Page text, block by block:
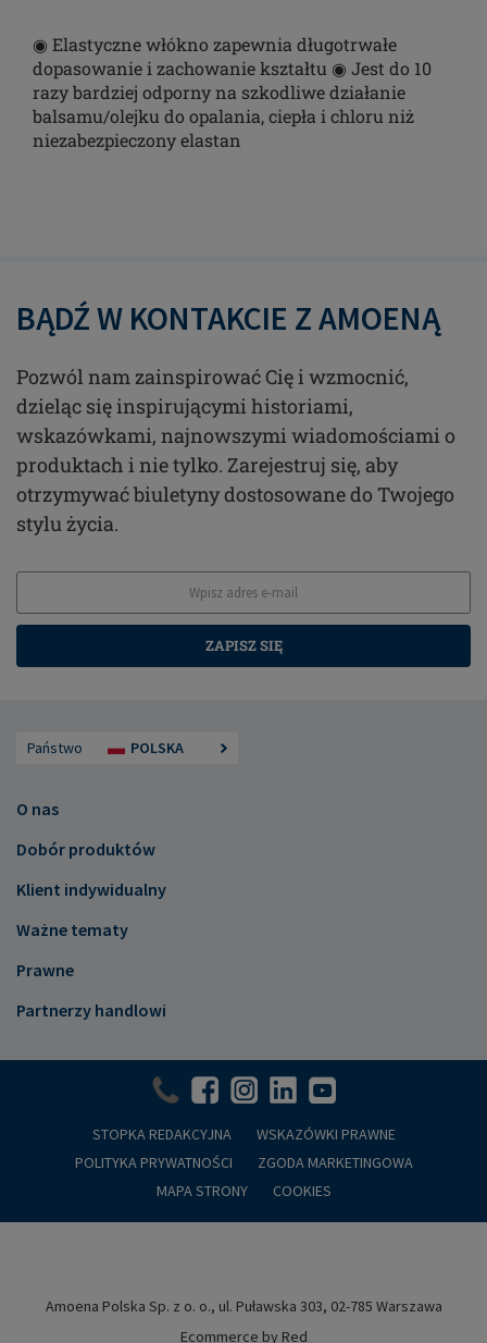
◉ Elastyczne włókno zapewnia długotrwałe
dopasowanie i zachowanie kształtu ◉ Jest do 10
razy bardziej odporny na szkodliwe działanie
balsamu/olejku do opalania, ciepła i chloru niż
niezabezpieczony elastan
BĄDŹ W KONTAKCIE Z AMOENĄ
Pozwól nam zainspirować Cię i wzmocnić,
dzieląc się inspirującymi historiami,
wskazówkami, najnowszymi wiadomościami o
produktach i nie tylko. Zarejestruj się, aby
otrzymywać biuletyny dostosowane do Twojego
stylu życia.
ZAPISZ SIĘ
Państwo POLSKA
O nas
Dobór produktów
Klient indywidualny
Ważne tematy
Prawne
Partnerzy handlowi
STOPKA REDAKCYJNA
WSKAZÓWKI PRAWNE
POLITYKA PRYWATNOŚCI
ZGODA MARKETINGOWA
MAPA STRONY
COOKIES
Amoena Polska Sp. z o. o., ul. Puławska 303, 02-785 Warszawa
Ecommerce by Red